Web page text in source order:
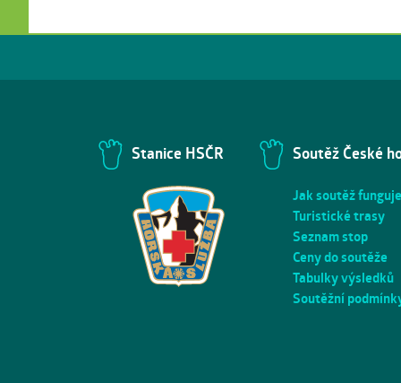
Stanice HSČR Soutěž České
Jak soutěž
Turistické trasy
Seznam stop
Ceny do soutěže
Tabulky výsledků
Soutěžní